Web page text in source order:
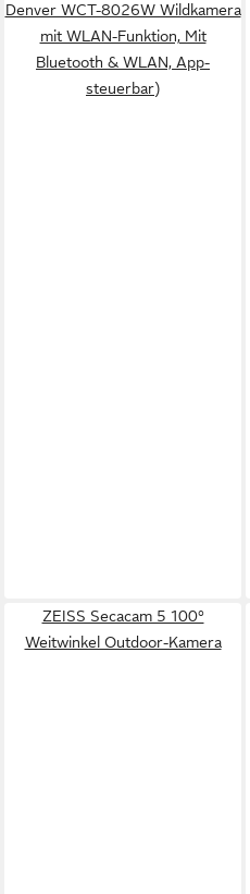
Denver WCT-8026W Wildkamera
mit WLAN-Funktion, Mit
Bluetooth & WLAN, App-
steuerbar)
ZEISS Secacam 5 100°
Weitwinkel Outdoor-Kamera